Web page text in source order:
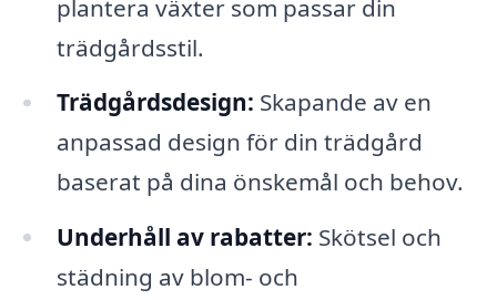
plantera växter som passar din
trädgårdsstil.
Trädgårdsdesign: Skapande av en
anpassad design för din trädgård
baserat på dina önskemål och behov.
Underhåll av rabatter: Skötsel och
städning av blom- och